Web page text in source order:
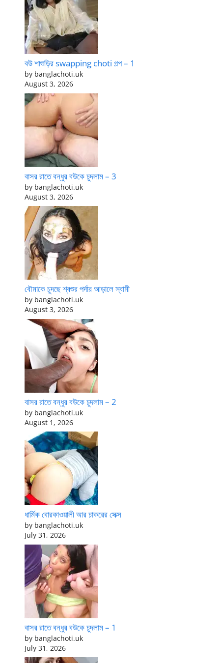
বউ শাশুড়ির swapping choti গল্প – 1
by banglachoti.uk
August 3, 2026
বাসর রাতে বন্ধুর বউকে চুদলাম – 3
by banglachoti.uk
August 3, 2026
বৌমাকে চুদছে শ্বশুর পর্দার আড়ালে স্বামী
by banglachoti.uk
August 3, 2026
বাসর রাতে বন্ধুর বউকে চুদলাম – 2
by banglachoti.uk
August 1, 2026
ধার্মিক বোরকাওয়ালী আর চাকরের সেক্স
by banglachoti.uk
July 31, 2026
বাসর রাতে বন্ধুর বউকে চুদলাম – 1
by banglachoti.uk
July 31, 2026